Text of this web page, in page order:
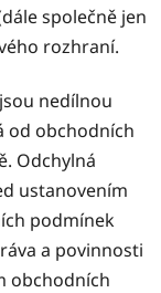
společně jen
rozhraní.
nedílnou
od obchodních
Odchylná
ustanovením
podmínek
a povinnosti
obchodních